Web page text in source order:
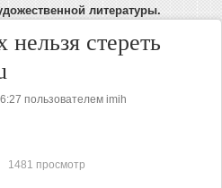
литературы.
стереть
пользователем imih
1481 просмотр